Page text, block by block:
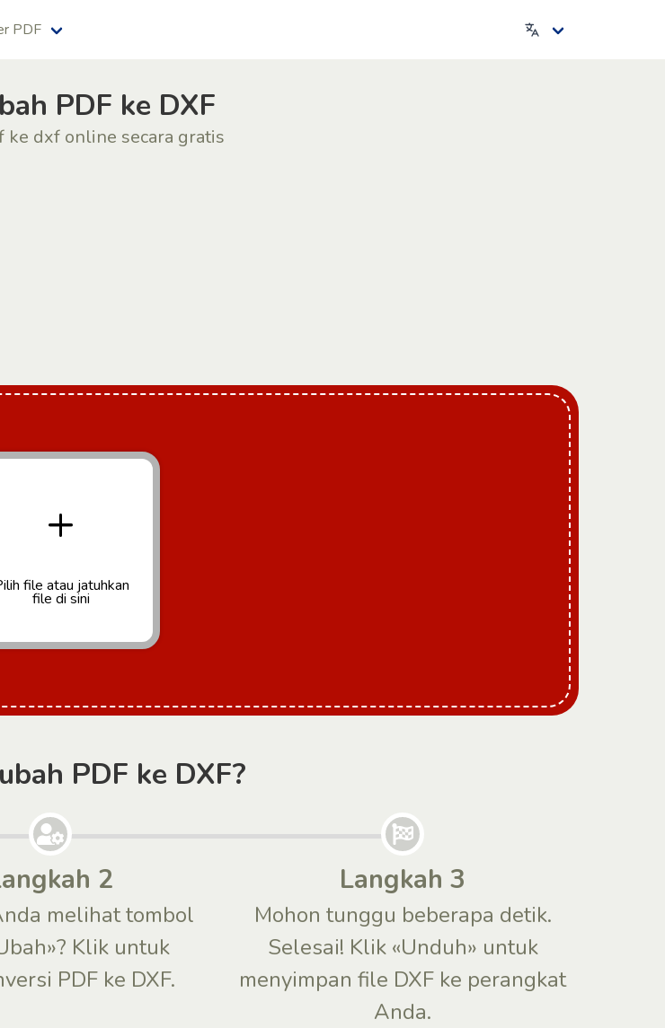
PDF
PDF ke DXF
ke dxf online secara gratis
+
file atau jatuhkan
file di sini
PDF ke DXF?
2
melihat tombol
Klik untuk
PDF ke DXF.
Langkah 3
Mohon tunggu beberapa detik.
Selesai! Klik «Unduh» untuk
menyimpan file DXF ke perangkat
Anda.